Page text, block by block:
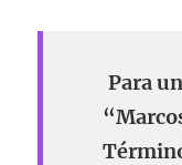
Para